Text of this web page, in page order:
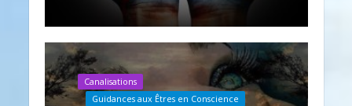
Canalisations
Guidances aux Êtres en Conscience